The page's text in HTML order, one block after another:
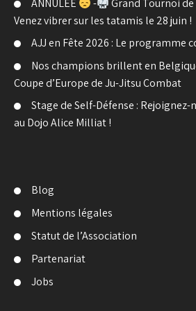
ANNULÉE
-
Grand Tournoi
Venez vibrer sur les tatamis le 28 juin !
AJJ en Fête 2026 : Le programme
Nos champions brillent en
Coupe d’Europe de Ju-Jitsu Combat
Stage de Self-Défense :
au Dojo Alice Milliat !
Blog
Mentions légales
Statut de l’Association
Partenariat
Jobs